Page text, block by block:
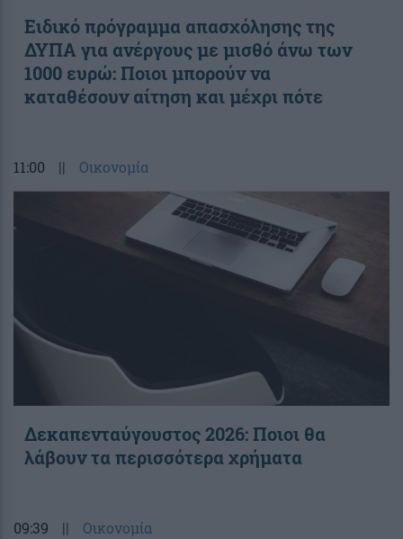
Ειδικό πρόγραμμα απασχόλησης της
ΔΥΠΑ για ανέργους με μισθό άνω των
1000 ευρώ: Ποιοι μπορούν να
καταθέσουν αίτηση και μέχρι πότε
11:00 || Οικονομία
Δεκαπενταύγουστος 2026: Ποιοι θα
λάβουν τα περισσότερα χρήματα
09:39 || Οικονομία